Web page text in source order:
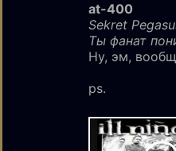
at-400
Sekret
Ты фанат
Ну, эм,
ps.